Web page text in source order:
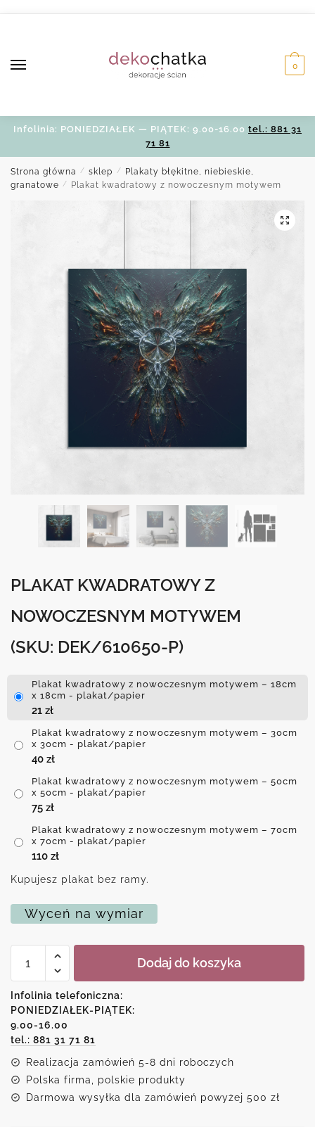
0
Infolinia: PONIEDZIAŁEK — PIĄTEK: 9.00-16.00 tel.: 881 31
71 81
Strona główna / sklep /
Plakaty błękitne, niebieskie,
granatowe
/ Plakat kwadratowy z nowoczesnym motywem
PLAKAT KWADRATOWY Z
NOWOCZESNYM MOTYWEM
(SKU: DEK/610650-P)
Plakat kwadratowy z nowoczesnym motywem – 18cm
x 18cm - plakat/papier
21 zł
Plakat kwadratowy z nowoczesnym motywem – 30cm
x 30cm - plakat/papier
40 zł
Plakat kwadratowy z nowoczesnym motywem – 50cm
x 50cm - plakat/papier
75 zł
Plakat kwadratowy z nowoczesnym motywem – 70cm
x 70cm - plakat/papier
110 zł
Kupujesz plakat bez ramy.
Wyceń na wymiar
Plakat
kwadratowy
nowoczesnym
motywem
Dodaj do koszyka
Infolinia telefoniczna:
PONIEDZIAŁEK-PIĄTEK:
9.00-16.00
tel.: 881 31 71 81
Realizacja zamówień 5-8 dni roboczych
Polska firma, polskie produkty
Darmowa wysyłka dla zamówień powyżej 500 zł